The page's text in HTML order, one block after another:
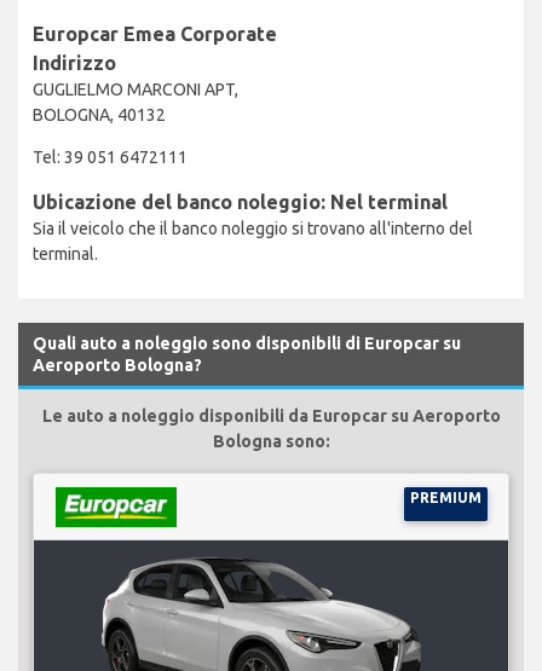
Europcar Emea Corporate
Indirizzo
GUGLIELMO MARCONI APT,
BOLOGNA, 40132
Tel: 39 051 6472111
Ubicazione del banco noleggio: Nel terminal
Sia il veicolo che il banco noleggio si trovano all'interno del
terminal.
Quali auto a noleggio sono disponibili di Europcar su
Aeroporto Bologna?
Le auto a noleggio disponibili da Europcar su Aeroporto
Bologna sono:
PREMIUM